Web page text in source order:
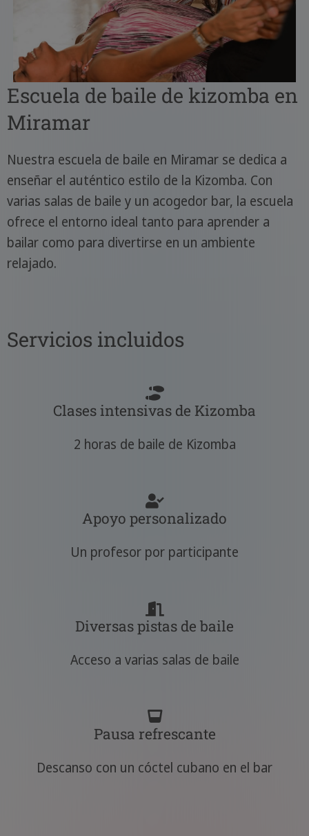
Escuela de baile de kizomba en
Miramar
Nuestra escuela de baile en Miramar se dedica a
enseñar el auténtico estilo de la Kizomba. Con
varias salas de baile y un acogedor bar, la escuela
ofrece el entorno ideal tanto para aprender a
bailar como para divertirse en un ambiente
relajado.
Servicios incluidos
Clases intensivas de Kizomba
2 horas de baile de Kizomba
Apoyo personalizado
Un profesor por participante
Diversas pistas de baile
Acceso a varias salas de baile
Pausa refrescante
Descanso con un cóctel cubano en el bar